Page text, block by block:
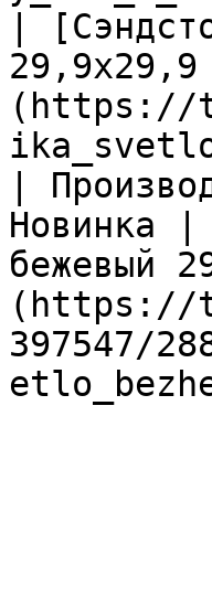
|
(https://
|
Новинка |
бежевый
(https://
397547/